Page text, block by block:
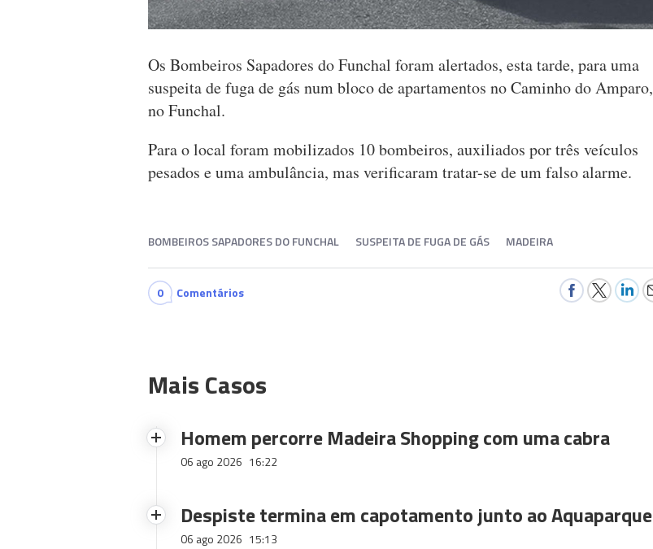
Os Bombeiros Sapadores do Funchal foram alertados, esta tarde, para uma
suspeita de fuga de gás num bloco de apartamentos no Caminho do Amparo,
no Funchal.
Para o local foram mobilizados 10 bombeiros, auxiliados por três veículos
pesados e uma ambulância, mas verificaram tratar-se de um falso alarme.
BOMBEIROS SAPADORES DO FUNCHAL SUSPEITA DE FUGA DE GÁS MADEIRA
0 Comentários
Mais Casos
Homem percorre Madeira Shopping com uma cabra
06 ago 2026 16:22
Despiste termina em capotamento junto ao Aquaparque
06 ago 2026 15:13